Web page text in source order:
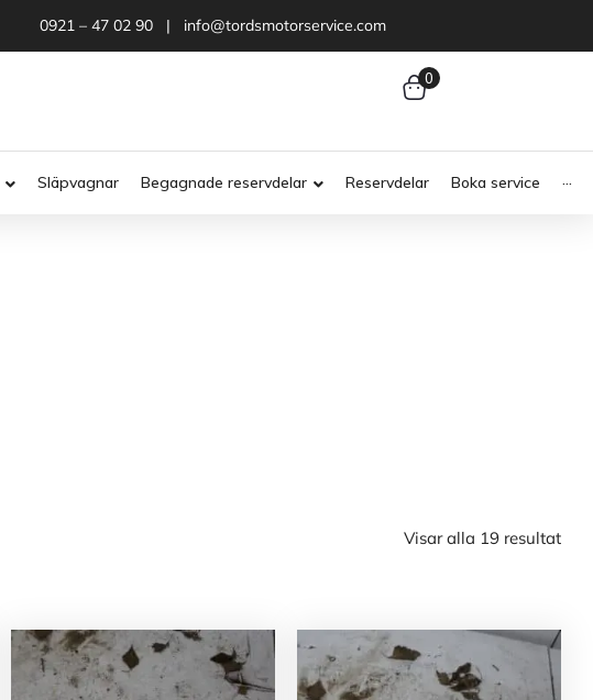
0921 – 47 02 90 | info@tordsmotorservice.com
0
Släpvagnar Begagnade reservdelar Reservdelar Boka service ···
Visar alla 19 resultat